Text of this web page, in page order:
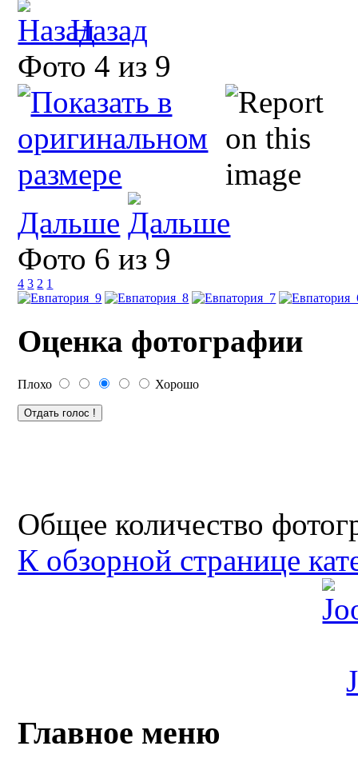
Назад
Фото 4 из 9
Дальше
Фото 6 из 9
4 3 2 1
Оценка фотографии
Плохо Хорошо
Общее количество
К обзорной странице
Главное меню